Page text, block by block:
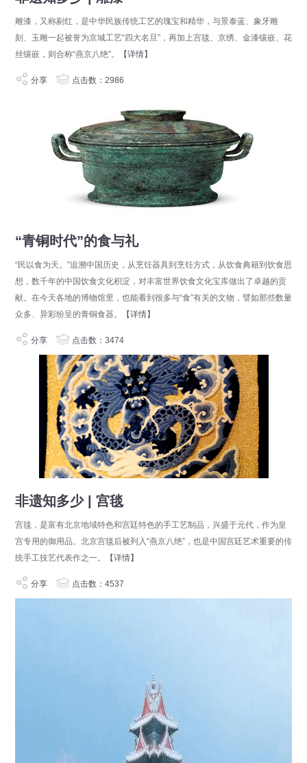
雕漆，又称剔红，是中华民族传统工艺的瑰宝和精华，与景泰蓝、象牙雕
刻、玉雕一起被誉为京城工艺“四大名旦”，再加上宫毯、京绣、金漆镶嵌、花
丝镶嵌，则合称“燕京八绝”。
【详情】
分享 点击数：2986
“青铜时代”的食与礼
“民以食为天。”追溯中国历史，从烹饪器具到烹饪方式，从饮食典籍到饮食思
想，数千年的中国饮食文化积淀，对丰富世界饮食文化宝库做出了卓越的贡
献。在今天各地的博物馆里，也能看到很多与“食”有关的文物，譬如那些数量
众多、异彩纷呈的青铜食器。
【详情】
分享 点击数：3474
非遗知多少 | 宫毯
宫毯，是富有北京地域特色和宫廷特色的手工艺制品，兴盛于元代，作为皇
宫专用的御用品。北京宫毯后被列入“燕京八绝”，也是中国宫廷艺术重要的传
统手工技艺代表作之一。
【详情】
分享 点击数：4537